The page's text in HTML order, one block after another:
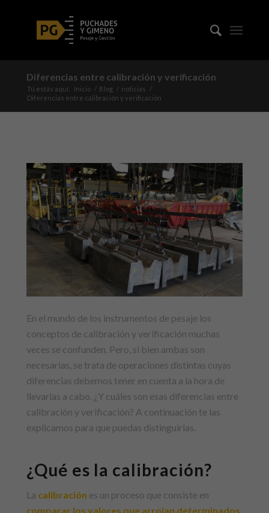
Diferencias entre calibración y verificación
Tú estás aquí: Inicio / Blog / noticias
/
Diferencias entre calibración y verificación
En el mundo de los instrumentos de pesaje los
conceptos de calibración y verificación muchas
veces se confunden. Pero, si bien ambas son
necesarias, se trata de operaciones distintas cuyas
diferencias debemos tener en cuenta a la hora de
llevarlas a cabo. ¿Y cuáles son esas diferencias entre
calibración y verificación? A continuación te las
explicamos para que puedas distinguirlas.
¿Qué es la calibración?
La calibración es un proceso que consiste en
comparar los valores que arrojan determinados